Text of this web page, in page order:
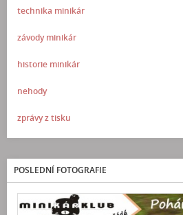
technika minikár
závody minikár
historie minikár
nehody
zprávy z tisku
POSLEDNÍ FOTOGRAFIE